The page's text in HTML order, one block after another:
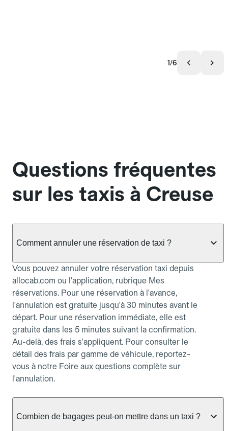
1/6
Questions fréquentes
sur les taxis à Creuse
Comment annuler une réservation de taxi ?
Vous pouvez annuler votre réservation taxi depuis
allocab.com ou l'application, rubrique Mes
réservations. Pour une réservation à l'avance,
l'annulation est gratuite jusqu'à 30 minutes avant le
départ. Pour une réservation immédiate, elle est
gratuite dans les 5 minutes suivant la confirmation.
Au-delà, des frais s'appliquent. Pour consulter le
détail des frais par gamme de véhicule, reportez-
vous à notre Foire aux questions complète sur
l'annulation.
Combien de bagages peut-on mettre dans un taxi ?